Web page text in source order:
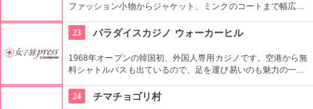
ファッション小物からジャケット、ミンクのコートまで幅広い
ダーメイドも可能で、欲しいデザインや素材を相談しながら決
められます。
23 パラダイスカジノ ウォーカーヒル
1968年オープンの韓国初、外国人専用カジノです。空港から無
料シャトルバスも出ているので、足を運び易いのも魅力の一
帰るのもいいですね。
24 チマチョゴリ村